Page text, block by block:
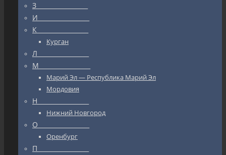
З_________________
И_________________
К_________________
Курган
Л_________________
М_________________
Марий Эл — Республика Марий Эл
Мордовия
Н_________________
Нижний Новгород
О_________________
Оренбург
П_________________